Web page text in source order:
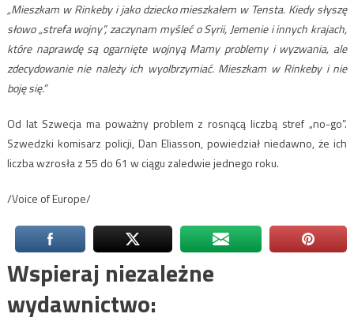
„Mieszkam w Rinkeby i jako dziecko mieszkałem w Tensta. Kiedy słyszę
słowo „strefa wojny”, zaczynam myśleć o Syrii, Jemenie i innych krajach,
które naprawdę są ogarnięte wojnyą Mamy problemy i wyzwania, ale
zdecydowanie nie należy ich wyolbrzymiać. Mieszkam w Rinkeby i nie
boję się.”
Od lat Szwecja ma poważny problem z rosnącą liczbą stref „no-go”.
Szwedzki komisarz policji, Dan Eliasson, powiedział niedawno, że ich
liczba wzrosła z 55 do 61 w ciągu zaledwie jednego roku.
/Voice of Europe/
Wspieraj niezależne
wydawnictwo: